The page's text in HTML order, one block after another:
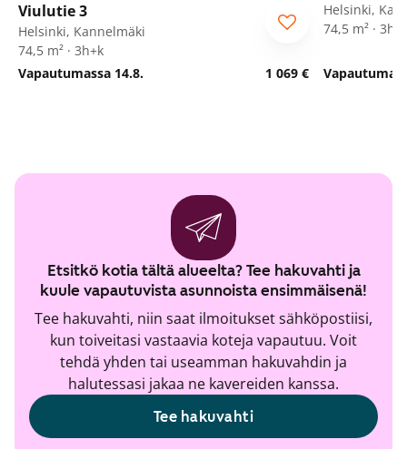
Viulutie 3
Helsinki, Kannelmäki
74,5 m² · 3h+k
Vapautumassa 14.8.
1 069 €
Helsinki,
74,5 m² ·
Etsitkö kotia tältä alueelta? Tee hakuvahti ja
kuule vapautuvista asunnoista ensimmäisenä!
Tee hakuvahti, niin saat ilmoitukset sähköpostiisi,
kun toiveitasi vastaavia koteja vapautuu. Voit
tehdä yhden tai useamman hakuvahdin ja
halutessasi jakaa ne kavereiden kanssa.
Tee hakuvahti